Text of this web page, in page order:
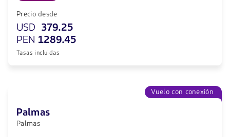
Precio desde
USD 379.25
PEN 1289.45
Tasas incluidas
Vuelo con conexión
Palmas
Palmas